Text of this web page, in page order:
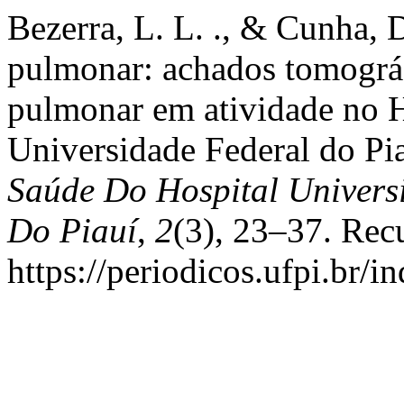
Bezerra, L. L. ., & Cunha,
pulmonar: achados
pulmonar em atividade no
Universidade Federal do
Saúde Do Hospital
Do Piauí, 2(3), 23–37.
https://periodicos.ufpi.br/